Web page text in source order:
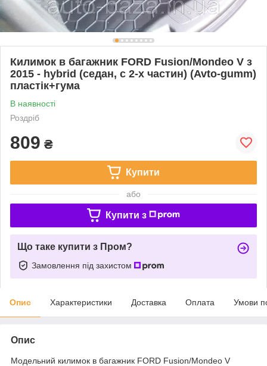
Килимок в багажник FORD Fusion/Mondeo V з
2015 - hybrid (седан, c 2-х частин) (Avto-gumm)
пластік+гума
В наявності
Роздріб
809 ₴
Купити
або
Купити з
Що таке купити з Пром?
Замовлення під захистом
Опис Характеристики Доставка Оплата Умови
Опис
Модельний килимок в багажник FORD Fusion/Mondeo V